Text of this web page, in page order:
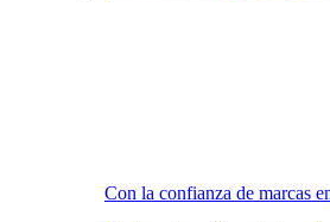
Con la confianza de marcas